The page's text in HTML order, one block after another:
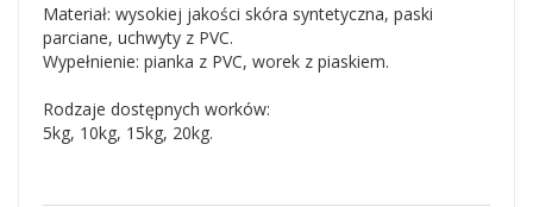
Materiał: wysokiej jakości skóra syntetyczna, paski
parciane, uchwyty z PVC.
Wypełnienie: pianka z PVC, worek z piaskiem.
Rodzaje dostępnych worków:
5kg, 10kg, 15kg, 20kg.